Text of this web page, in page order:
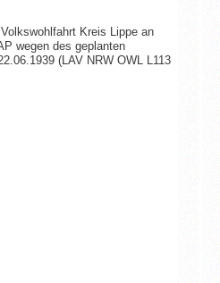
Kreis Lippe an
wegen des geplanten
(LAV NRW OWL L113